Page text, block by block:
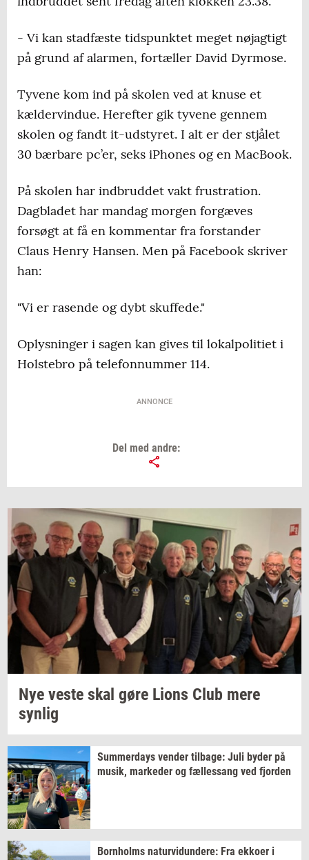
- Vi kan stadfæste tidspunktet meget nøjagtigt
på grund af alarmen, fortæller David Dyrmose.
Tyvene kom ind på skolen ved at knuse et
kældervindue. Herefter gik tyvene gennem
skolen og fandt it-udstyret. I alt er der stjålet
30 bærbare pc’er, seks iPhones og en MacBook.
På skolen har indbruddet vakt frustration.
Dagbladet har mandag morgen forgæves
forsøgt at få en kommentar fra forstander
Claus Henry Hansen. Men på Facebook skriver
han:
"Vi er rasende og dybt skuffede."
Oplysninger i sagen kan gives til lokalpolitiet i
Holstebro på telefonnummer 114.
ANNONCE
Del med andre:
Nye veste skal gøre Lions Club mere
syn­lig
Sum­mer­days ven­der til­ba­ge: Juli byder på
musik, mar­ke­der og fæl­les­sang ved fjor­den
Born­holms na­tur­vi­dun­de­re: Fra ek­ko­er i